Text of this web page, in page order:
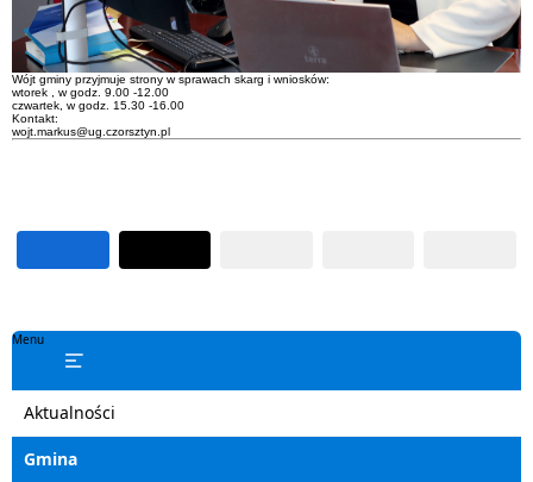
Wójt gminy przyjmuje strony w sprawach skarg i wniosków:
wtorek , w godz. 9.00 -12.00
czwartek, w godz. 15.30 -16.00
Kontakt:
wojt.markus@ug.czorsztyn.pl
Menu
Aktualności
Gmina